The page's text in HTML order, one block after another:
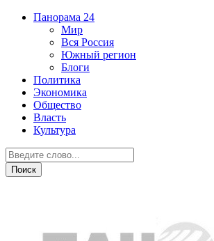
Панорама 24
Мир
Вся Россия
Южный регион
Блоги
Политика
Экономика
Общество
Власть
Культура